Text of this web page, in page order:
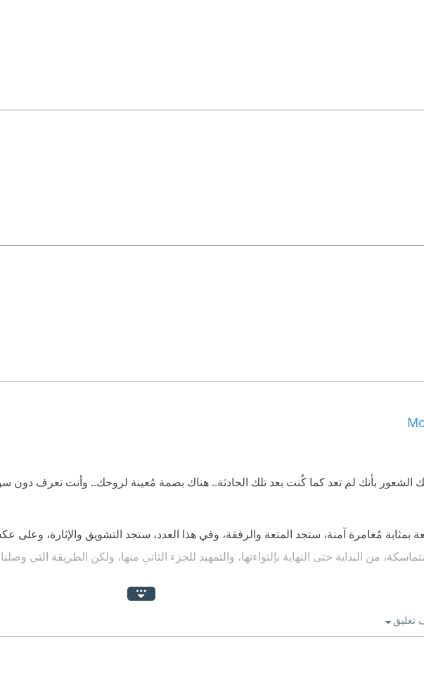
الشعور بأنك لم تعد كما كُنت بعد تلك الحادثة.. هناك بصمة مُعينة لروحك.. وأنت تعرف دون
بمثابة مُغامرة آمنة، ستجد المتعة والرفقة، وفي هذا العدد، ستجد التشويق والإثارة، وعلى
من البداية حتى النهاية بإلتواءتها، والتمهيد للجزء الثاني منها، ولكن الطريقة التي
هل ناداه الشيء فعلاً لأنه شعر بخوفه وهلعه؟ أم أنها عاقبة اخلاقية لأفعاله؟ مستوى العمق
وتجعلك تقشعر من تفاصيلها، وذات نهاية محبوكة.
تعليق